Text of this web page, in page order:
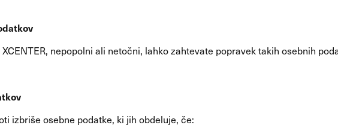
nepopolni ali netočni, lahko zahtevate popravek takih osebnih
izbriše osebne podatke, ki jih obdeluje, če: